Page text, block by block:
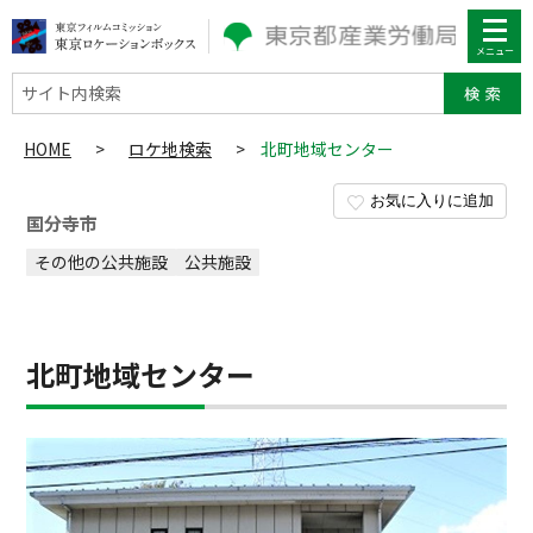
サイト内検索
HOME > ロケ地検索 > 北町地域センター
お気に入りに追加
国分寺市
その他の公共施設 公共施設
北町地域センター